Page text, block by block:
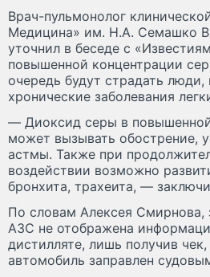
Врач-пульмонолог
Медицина» им. Н.А. Семашко
уточнил в беседе с
повышенной концентрации
очередь будут страдать
хронические заболевания
— Диоксид серы в
может вызывать обострение,
астмы. Также при
воздействии возможно
бронхита, трахеита, —
По словам Алексея Смирнова,
АЗС не отображена
дистилляте, лишь получив
автомобиль заправлен